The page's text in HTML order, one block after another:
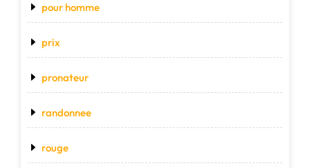
pour homme
prix
pronateur
randonnee
rouge